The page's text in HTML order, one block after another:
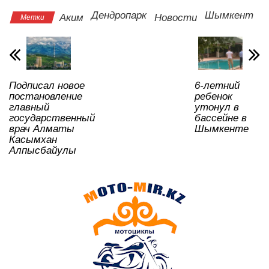
s
A
p
p
e
b
o
o
k
er
o
gr u
а
в
и
ть
Метки Аким Дендропарк Новости Шымкент
Подписал новое
постановление
главный
государственный
врач Алматы
Касымхан
Алпысбайулы
6-летний
ребенок
утонул в
бассейне в
Шымкенте